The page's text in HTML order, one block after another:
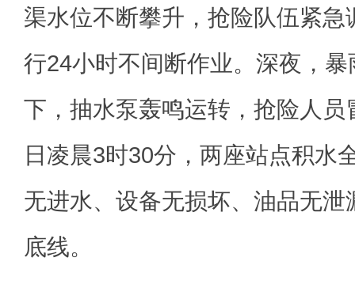
渠水位不断攀升，抢险队伍紧
行24小时不间断作业。深夜，
下，抽水泵轰鸣运转，抢险人员
日凌晨3时30分，两座站点积水
无进水、设备无损坏、油品无
底线。